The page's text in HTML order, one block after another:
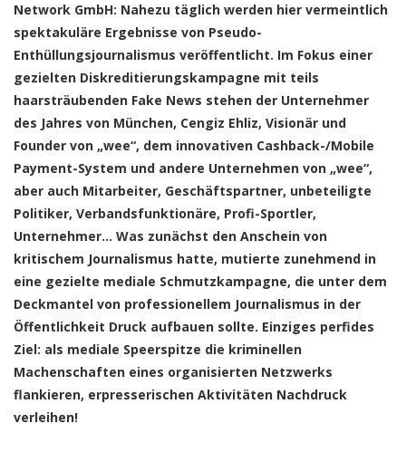
Network GmbH: Nahezu täglich werden hier vermeintlich
spektakuläre Ergebnisse von Pseudo-
Enthüllungsjournalismus veröffentlicht. Im Fokus einer
gezielten Diskreditierungskampagne mit teils
haarsträubenden Fake News stehen der Unternehmer
des Jahres von München, Cengiz Ehliz, Visionär und
Founder von „wee“, dem innovativen Cashback-/Mobile
Payment-System und andere Unternehmen von „wee“,
aber auch Mitarbeiter, Geschäftspartner, unbeteiligte
Politiker, Verbandsfunktionäre, Profi-Sportler,
Unternehmer… Was zunächst den Anschein von
kritischem Journalismus hatte, mutierte zunehmend in
eine gezielte mediale Schmutzkampagne, die unter dem
Deckmantel von professionellem Journalismus in der
Öffentlichkeit Druck aufbauen sollte. Einziges perfides
Ziel: als mediale Speerspitze die kriminellen
Machenschaften eines organisierten Netzwerks
flankieren, erpresserischen Aktivitäten Nachdruck
verleihen!